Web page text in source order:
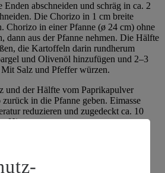
Enden abschneiden und schräg in ca. 2
Die Chorizo in 1 cm breite
Chorizo in einer Pfanne (ø 24 cm) ohne
dann aus der Pfanne nehmen. Die Hälfte
die Kartoffeln darin rundherum
und Olivenöl hinzufügen und 2–3
Salz und Pfeffer würzen.
und der Hälfte vom Paprikapulver
in die Pfanne geben. Eimasse
reduzieren und zugedeckt ca. 10
Hitze garen.
ggf. etwas Olivenöl zugeben. Die